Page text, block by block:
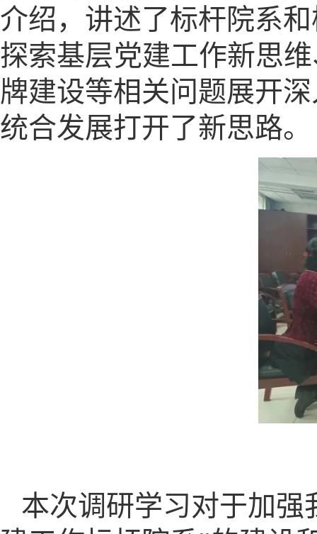
介绍，讲述了标杆院系
探索基层党建工作新思
牌建设等相关问题展开
统合发展打开了新思路。
本次调研学习对于加强